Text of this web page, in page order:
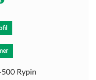
500 Rypin